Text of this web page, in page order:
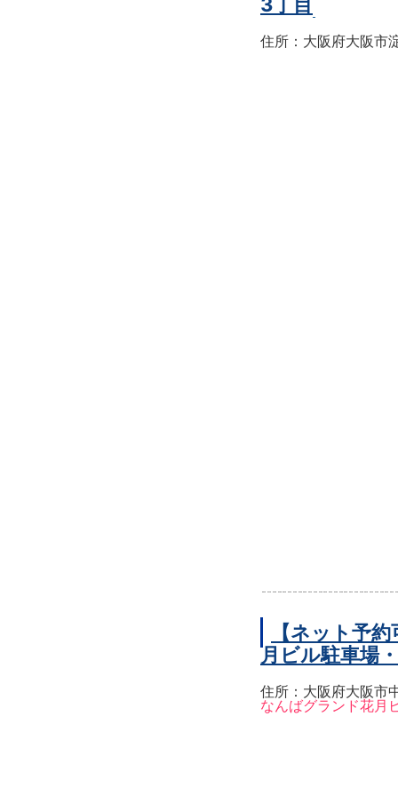
住所：大阪府大阪市
【ネット予
月ビル駐車場
住所：大阪府大阪市
なんばグランド花